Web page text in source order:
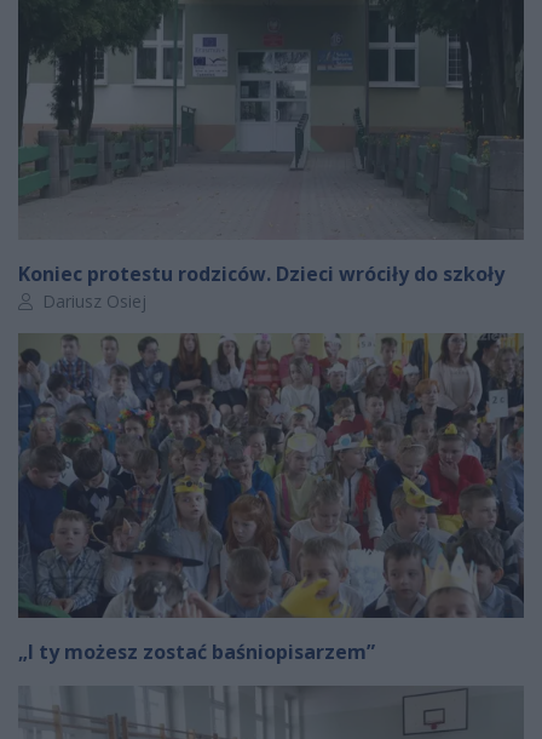
Koniec protestu rodziców. Dzieci wróciły do szkoły
Autor artykułu:
Dariusz Osiej
„I ty możesz zostać baśniopisarzem”